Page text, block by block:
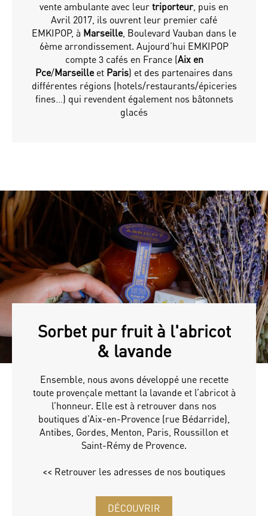
vente ambulante avec leur triporteur, puis en
Avril 2017, ils ouvrent leur premier café
EMKIPOP, à Marseille, Boulevard Vauban dans le
6ème arrondissement. Aujourd’hui EMKIPOP
compte 3 cafés en France (Aix en
Pce/Marseilleet Paris) et des partenaires dans
différentes régions (hotels/restaurants/épiceries
fines…) qui revendent également nos bâtonnets
glacés
Sorbet pur fruit à l'abricot
& lavande
Ensemble, nous avons développé une recette
toute provençale mettant la lavande et l’abricot à
l’honneur. Elle est à retrouver dans nos
boutiques d’Aix-en-Provence (rue Bédarride),
Antibes, Gordes, Menton, Paris, Roussillon et
Saint-Rémy de Provence.
<< Retrouver les adresses de nos boutiques
DÉCOUVRIR